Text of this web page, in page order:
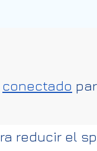
conectado
reducir el